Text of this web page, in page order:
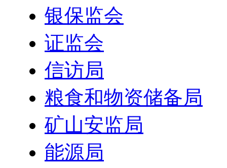
银保监会
证监会
信访局
粮食和物资储备局
矿山安监局
能源局